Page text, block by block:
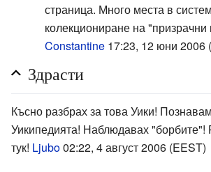
страница. Много места в
колекциониране на "призрачни
Constantine 17:23, 12 юни 2006
Здрасти
Късно разбрах за това Уики!
Уикипедията! Наблюдавах "борбите"!
тук! Ljubo02:22, 4 август 2006 (EEST)